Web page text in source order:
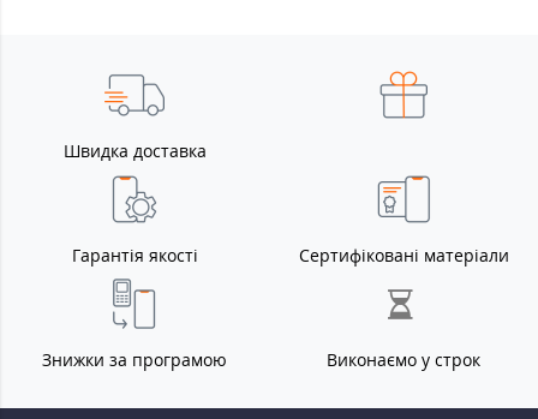
Швидка доставка
Гарантія якості Сертифіковані матеріали
Знижки за програмою Виконаємо у строк